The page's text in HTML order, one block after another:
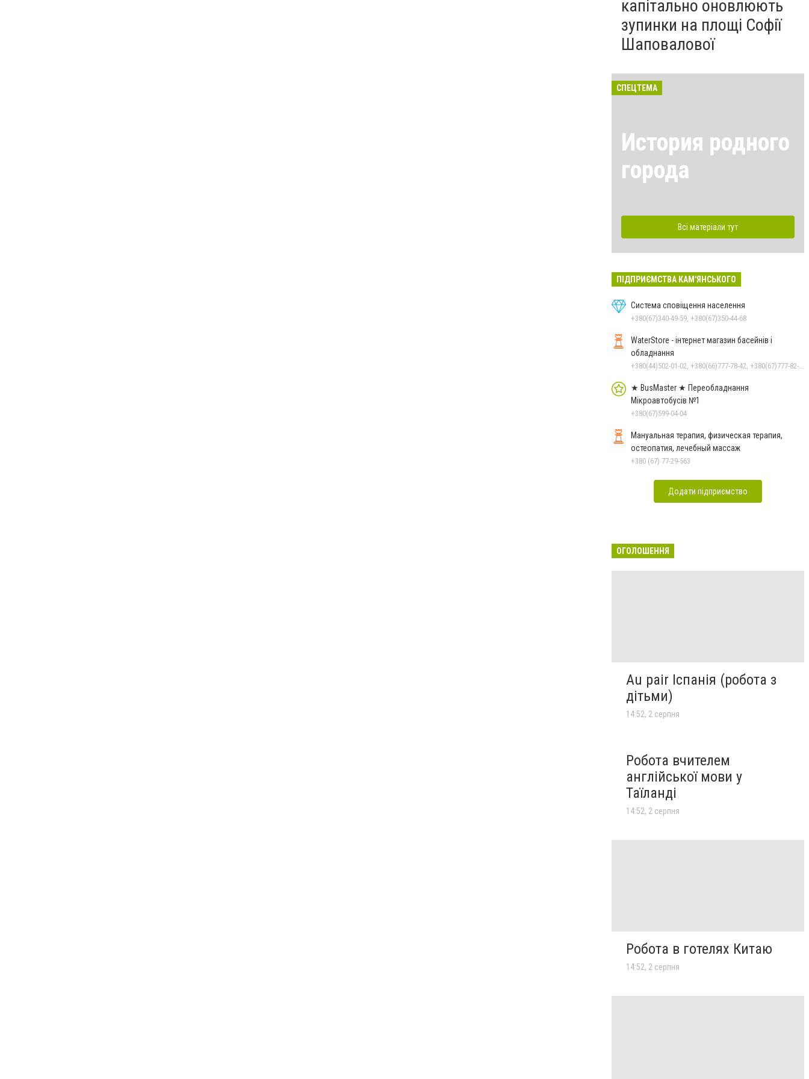
капітально оновлюють
зупинки на площі Софії
Шаповалової
СПЕЦТЕМА
История родного
города
Всі матеріали тут
ПІДПРИЄМСТВА КАМ'ЯНСЬКОГО
Система сповіщення населення
+380(67)340-49-59, +380(67)350-44-68
WaterStore - інтернет магазин басейнів і
обладнання
★ BusMaster ★ Переобладнання
Мікроавтобусів №1
+380(67)599-04-04
Мануальная терапия, физическая терапия,
остеопатия, лечебный массаж
+380 (67) 77-29-563
Додати підприємство
ОГОЛОШЕННЯ
Au pair Іспанія (робота з
дітьми)
14:52, 2 серпня
Робота вчителем
англійської мови у
Таїланді
14:52, 2 серпня
Робота в готелях Китаю
14:52, 2 серпня